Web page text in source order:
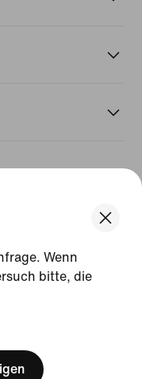
Wenn
bitte, die